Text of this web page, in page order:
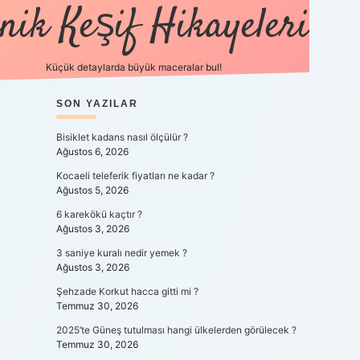
Keşif Hikayeleri
Küçük detaylarda büyük maceralar bul!
SIDEBAR
SON YAZILAR
Bisiklet kadans nasıl ölçülür ?
Ağustos 6, 2026
Kocaeli teleferik fiyatları ne kadar ?
Ağustos 5, 2026
6 karekökü kaçtır ?
Ağustos 3, 2026
3 saniye kuralı nedir yemek ?
Ağustos 3, 2026
Şehzade Korkut hacca gitti mi ?
Temmuz 30, 2026
2025’te Güneş tutulması hangi ülkelerden görülecek ?
Temmuz 30, 2026